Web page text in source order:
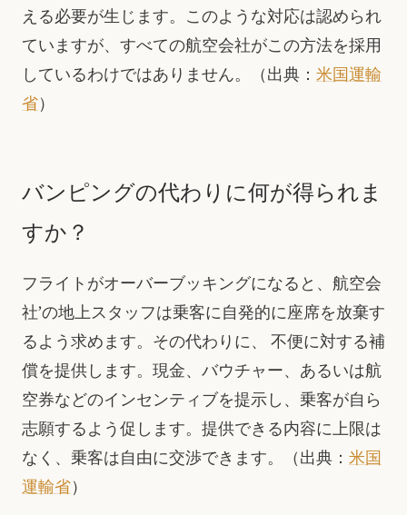
える必要が生じます。このような対応は認められ
ていますが、すべての航空会社がこの方法を採用
しているわけではありません。（出典： 米国運輸
省）
バンピングの代わりに何が得られま
すか？
フライトがオーバーブッキングになると、航空会
社’の地上スタッフは乗客に自発的に座席を放棄す
るよう求めます。その代わりに、 不便に対する補
償を提供します。現金、バウチャー、あるいは航
空券などのインセンティブを提示し、乗客が自ら
志願するよう促します。提供できる内容に上限は
なく、乗客は自由に交渉できます。（出典： 米国
運輸省）